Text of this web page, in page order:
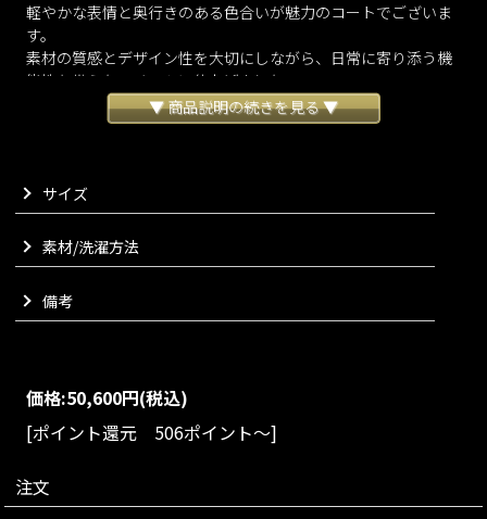
軽やかな表情と奥行きのある色合いが魅力のコートでございま
す。
素材の質感とデザイン性を大切にしながら、日常に寄り添う機
能性も備えたアイテムに仕上げました。
表情の異なる色の糸を用いたシャンブレー生地により、動くた
びに上品なニュアンスと陰影をお楽しみいただけます。
ふんわりと丸みを持たせ袖とレースカフスが程よく甘さを演出
してくれます。
レースカフスを折り曲げればシンプルなコートにも変身し、気
分に合わせてコーディネートいただけます。
ットを引き立ててくれます。
してご着用いただけるのも嬉しいポイント。
裏地もありロングシーズンお召しいただけ、春や秋の装いに自
然と馴染む一着にデザインしております。
ただけます。
▼ 商品説明の続きを見る ▼
サイズ
素材/洗濯方法
備考
価格:50,600円(税込)
[ポイント還元 506ポイント～]
注文